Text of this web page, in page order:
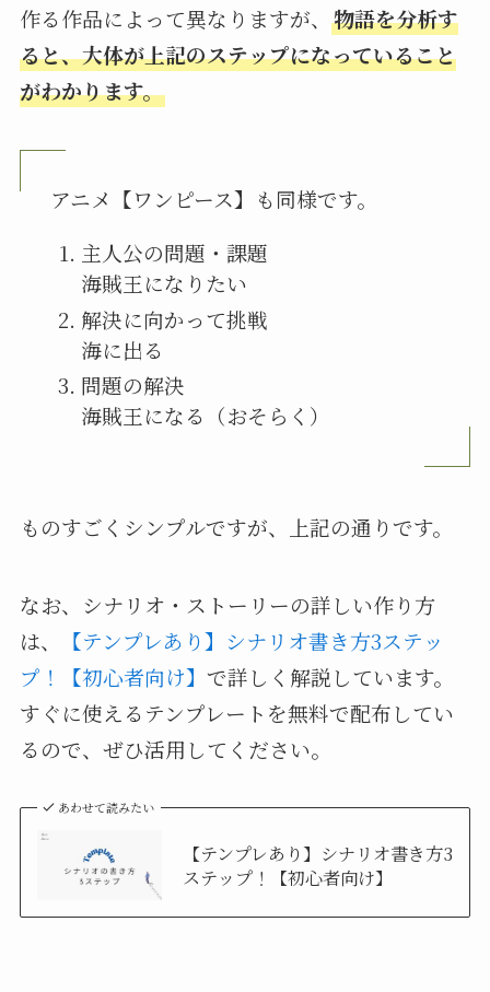
作る作品によって異なりますが、 物語を分析す
ると、大体が上記のステップになっていること
がわかります。
アニメ【ワンピース】も同様です。
主人公の問題・課題
海賊王になりたい
解決に向かって挑戦
海に出る
問題の解決
海賊王になる（おそらく）
ものすごくシンプルですが、上記の通りです。
なお、シナリオ・ストーリーの詳しい作り方
は、
【テンプレあり】シナリオ書き方3ステッ
プ！【初心者向け】 で詳しく解説しています。
すぐに使えるテンプレートを無料で配布してい
るので、ぜひ活用してください。
あわせて読みたい
【テンプレあり】シナリオ書き方3
ステップ！【初心者向け】